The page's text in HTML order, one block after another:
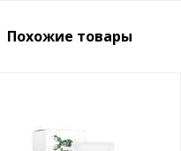
Похожие товары